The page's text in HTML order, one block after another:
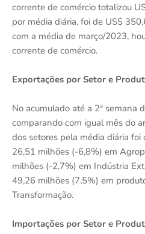
corrente de comércio totalizou
por média diária, foi de US$
com a média de março/2023,
corrente de comércio.
Exportações por Setor e
No acumulado até a 2ª semana
comparando com igual mês do
dos setores pela média diária
26,51 milhões (-6,8%) em
milhões (-2,7%) em Indústria
49,26 milhões (7,5%) em
Transformação.
Importações por Setor e